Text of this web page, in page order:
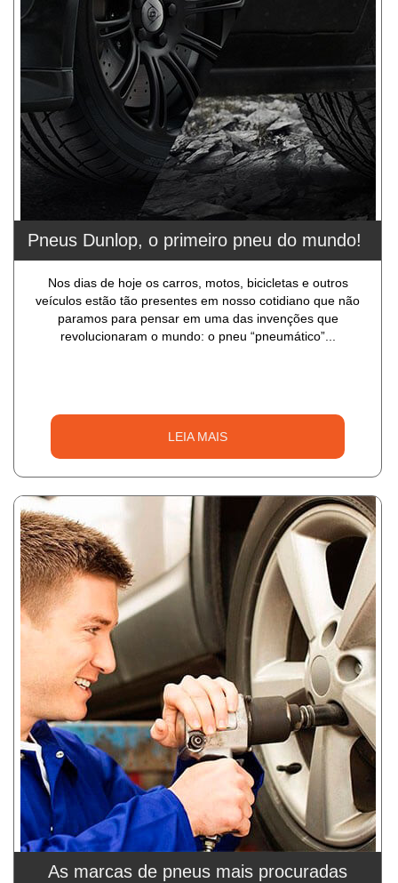
Pneus Dunlop, o primeiro pneu do mundo!
Nos dias de hoje os carros, motos, bicicletas e outros
veículos estão tão presentes em nosso cotidiano que não
paramos para pensar em uma das invenções que
revolucionaram o mundo: o pneu “pneumático”...
LEIA MAIS
As marcas de pneus mais procuradas